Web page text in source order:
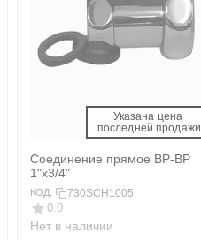
Указана цена
последней продажи
Соединение прямое ВР-ВР
1"х3/4"
КОД: 730SCH1005
0.0
Нет в наличии